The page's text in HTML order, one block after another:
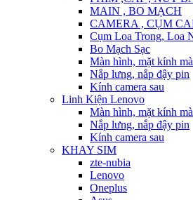
MAIN , BO MẠCH
CAMERA , CỤM
Cụm Loa Trong, Loa
Bo Mạch Sạc
Màn hình, mặt kính
Nắp lưng, nắp đậy pin
Kính camera sau
Linh Kiện Lenovo
Màn hình, mặt kính
Nắp lưng, nắp đậy pin
Kính camera sau
KHAY SIM
zte-nubia
Lenovo
Oneplus